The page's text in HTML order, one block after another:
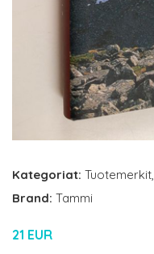
Kategoriat: Tuotemerkit,
Brand: Tammi
21 EUR